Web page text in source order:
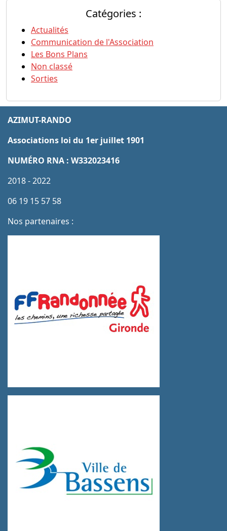
Catégories :
Actualités
Communication de l'Association
Les Bons Plans
Non classé
Sorties
AZIMUT-RANDO
Associations loi du 1er juillet 1901
NUMÉRO RNA : W332023416
2018 - 2022
06 19 15 57 58
Nos partenaires :